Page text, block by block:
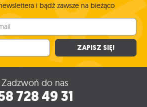
i bądź zawsze na bieżąco
ZAPISZ SIĘ!
Zadzwoń do nas
728 49 31